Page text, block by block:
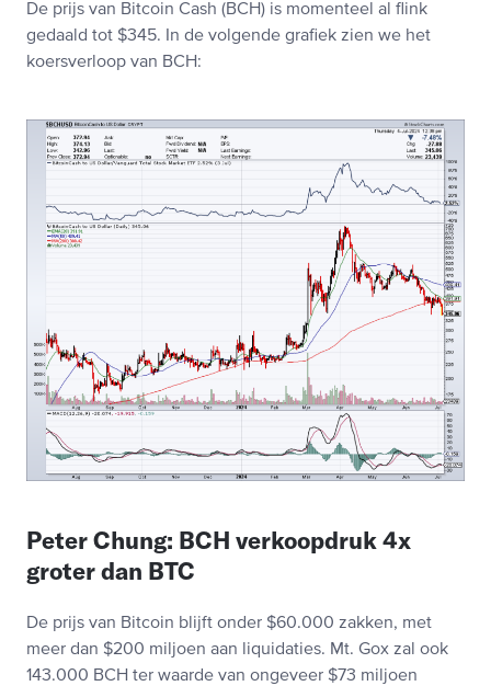
De prijs van Bitcoin Cash (BCH) is momenteel al flink
gedaald tot $345. In de volgende grafiek zien we het
koersverloop van BCH:
Peter Chung: BCH verkoopdruk 4x
groter dan BTC
De prijs van Bitcoin blijft onder $60.000 zakken, met
meer dan $200 miljoen aan liquidaties. Mt. Gox zal ook
143.000 BCH ter waarde van ongeveer $73 miljoen